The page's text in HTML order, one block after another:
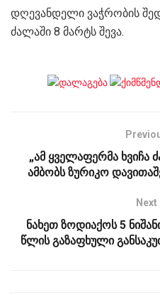
დღევანდელი ვაჭრობის
ძალაში 8 მარტს შევა.
„ამ ყველაფერმა ხვიჩა
ამბობს ზურიკო
ნახეთ ზოდიაქოს 5
წლის გაზაფხული